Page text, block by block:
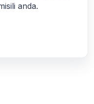
anda.